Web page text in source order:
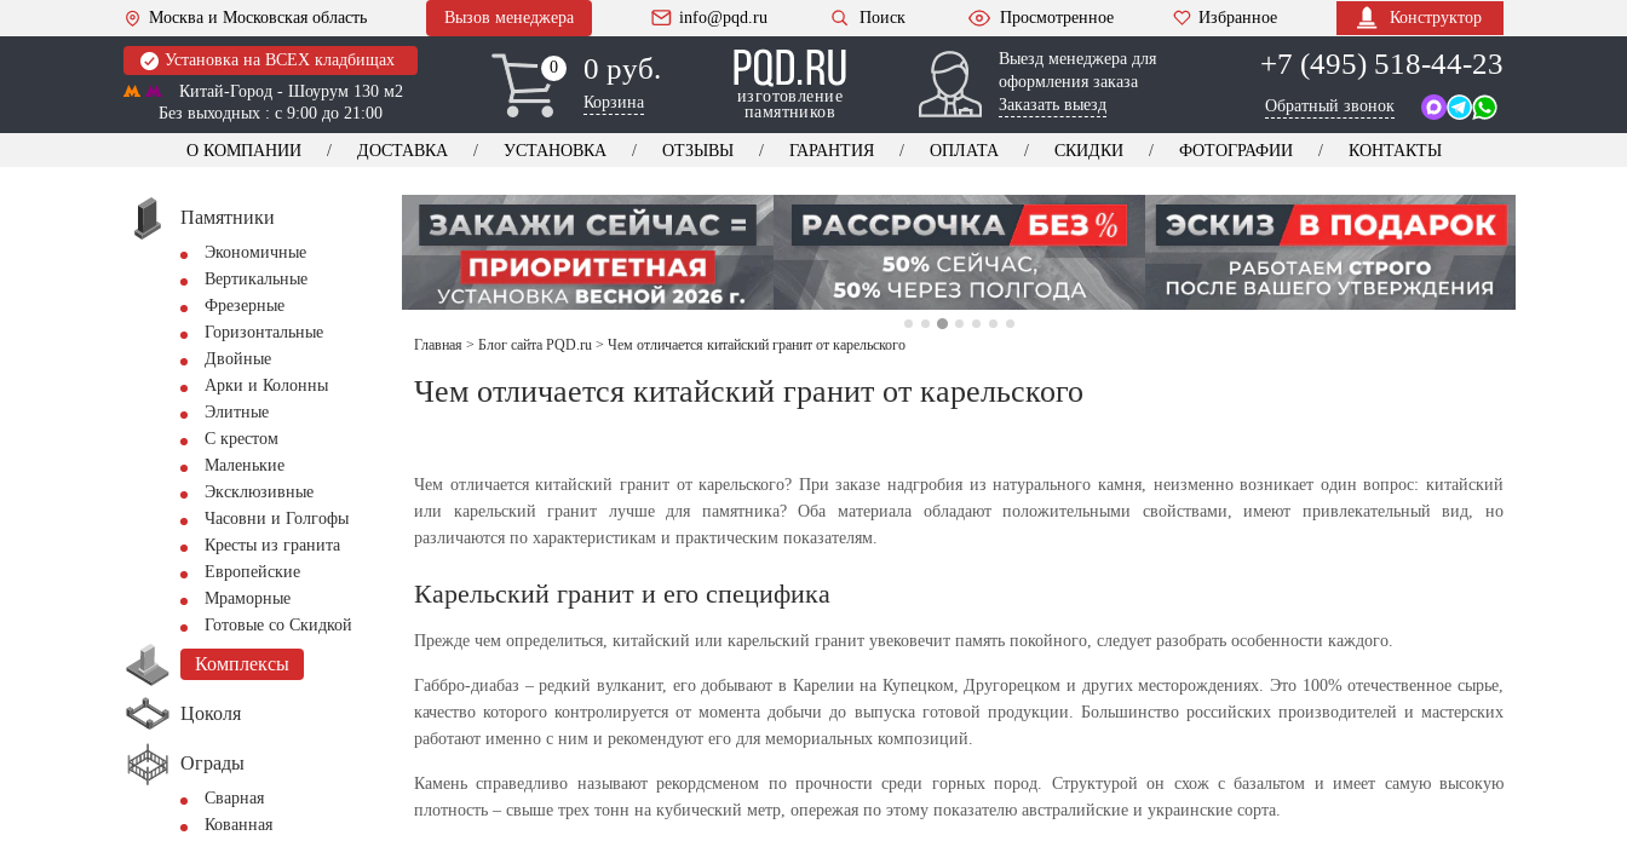
Москва и Московская область Вызов менеджера info@pqd.ru Поиск Просмотренное Избранное Конструктор
Установка на ВСЕХ кладбищах
Китай-Город - Шоурум 130 м2
Без выходных : с 9:00 до 21:00
0
0 0 руб.
Корзина
изготовление
памятников
Выезд менеджера для
оформления заказа
Заказать выезд
+7 (495) 518-44-23
Обратный звонок
О КОМПАНИИ ДОСТАВКА УСТАНОВКА ОТЗЫВЫ ГАРАНТИЯ ОПЛАТА СКИДКИ ФОТОГРАФИИ КОНТАКТЫ
Памятники
Экономичные
Вертикальные
Фрезерные
Горизонтальные
Двойные
Арки и Колонны
Элитные
С крестом
Маленькие
Эксклюзивные
Часовни и Голгофы
Кресты из гранита
Европейские
Мраморные
Готовые со Скидкой
Комплексы
Цоколя
Ограды
Сварная
Кованная
Главная > Блог сайта PQD.ru > Чем отличается китайский гранит от карельского
Чем отличается китайский гранит от карельского
Чем отличается китайский гранит от карельского? При заказе надгробия из натурального камня, неизменно возникает один вопрос: китайский
или карельский гранит лучше для памятника? Оба материала обладают положительными свойствами, имеют привлекательный вид, но
различаются по характеристикам и практическим показателям.
Карельский гранит и его специфика
Прежде чем определиться, китайский или карельский гранит увековечит память покойного, следует разобрать особенности каждого.
Габбро-диабаз – редкий вулканит, его добывают в Карелии на Купецком, Другорецком и других месторождениях. Это 100% отечественное сырье,
качество которого контролируется от момента добычи до выпуска готовой продукции. Большинство российских производителей и мастерских
работают именно с ним и рекомендуют его для мемориальных композиций.
Камень справедливо называют рекордсменом по прочности среди горных пород. Структурой он схож с базальтом и имеет самую высокую
плотность – свыше трех тонн на кубический метр, опережая по этому показателю австралийские и украинские сорта.